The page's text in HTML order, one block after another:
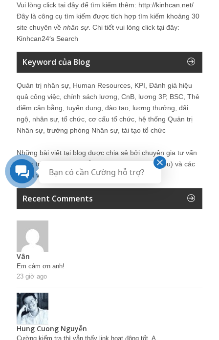
Vui lòng click tại đây để tìm kiếm thêm: http://kinhcan.net/
Đây là công cụ tìm kiếm được tích hợp tìm kiếm khoảng 30
site chuyên về nhân sự. Chi tiết vui lòng click tại đây:
Kinhcan24′s Search
Keyword của Blog
Quản trị nhân sự, Human Resources, KPI, Đánh giá hiệu
quả công việc, chính sách lương, CnB, lương 3P, BSC, Thẻ
điểm cân bằng, tuyển dụng, đào tạo, lương thưởng, đãi
ngộ, nhân sự, tổ chức, cơ cấu tổ chức, hệ thống Quản trị
Nhân sự, trưởng phòng Nhân sự, tái tạo tổ chức
Những bài viết tại blog được chia sẻ bởi chuyên gia tư vấn
Quản trị Nhân sự Nguyễn Hùng Cường (giới thiệu) và các
thành viên khác trong cộng đồng Nhân sự.
Recent Comments
Vân
Em cảm ơn anh!
23 giờ ago
Hung Cuong Nguyễn
Cường kiểm tra thì vẫn thấy link hoạt động tốt. A...
Bạn có cần Cường hỗ trợ?